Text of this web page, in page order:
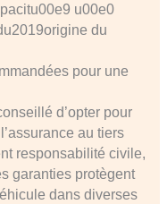
u00e0
du
pour une
d’opter pour
au tiers
responsabilité civile,
garanties protègent
dans diverses